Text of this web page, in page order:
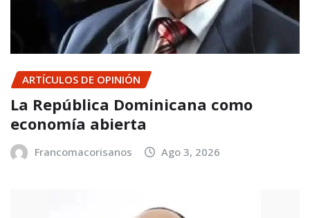
ARTÍCULOS DE OPINIÓN
La República Dominicana como
economía abierta
Francomacorisanos Ago 3, 2026